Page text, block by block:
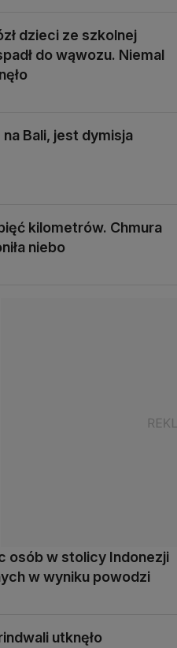
dzieci ze szkolnej
do wąwozu. Niemal
na Bali, jest dymisja
kilometrów. Chmura
niebo
osób w stolicy Indonezji
w wyniku powodzi
utknęło